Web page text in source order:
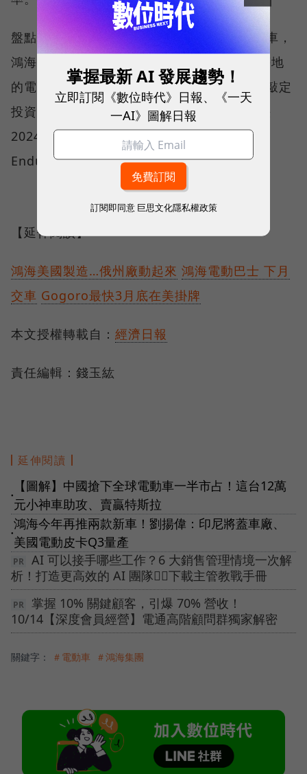
盤點鴻海今年電動車布局，除電動巴士3月交車，
鴻海董事長劉揚偉指出，印尼、泰國與美國等地
的電動車布局都有進展，預計3月與印尼企業敲定
投資案，泰國電動車產線預計今年開工，最快
2024年上半年量產，與Lordstown合作的
Endurance電動皮卡車款，最快第3季量產。
【延伸閱讀】
鴻海美國製造…俄州廠動起來 鴻海電動巴士 下月
交車 Gogoro最快3月底在美掛牌
本文授權轉載自： 經濟日報
責任編輯：錢玉紘
延伸閱讀
●
【圖解】中國搶下全球電動車一半市占！這台12萬
元小神車助攻、賣贏特斯拉
●
鴻海今年再推兩款新車！劉揚偉：印尼將蓋車廠、
美國電動皮卡Q3量產
AI 可以接手哪些工作？6 大銷售管理情境一次解
析！打造更高效的 AI 團隊👉🏻下載主管教戰手冊
掌握 10% 關鍵顧客，引爆 70% 營收！
10/14【深度會員經營】電通高階顧問群獨家解密
關鍵字： ＃電動車 ＃鴻海集團
掌握最新 AI 發展趨勢！
立即訂閱《數位時代》日報、《一天
一AI》圖解日報
訂閱即同意 巨思文化隱私權政策